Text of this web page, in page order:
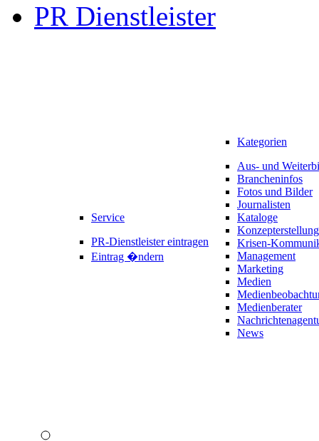
PR Dienstleister
Service
PR-Dienstleister eintragen
Eintrag �ndern
Kategorien
Aus- und
Brancheninfos
Fotos und Bilder
Journalisten
Kataloge
Konzepterstellung
Krisen-
Management
Marketing
Medien
Medienberater
News